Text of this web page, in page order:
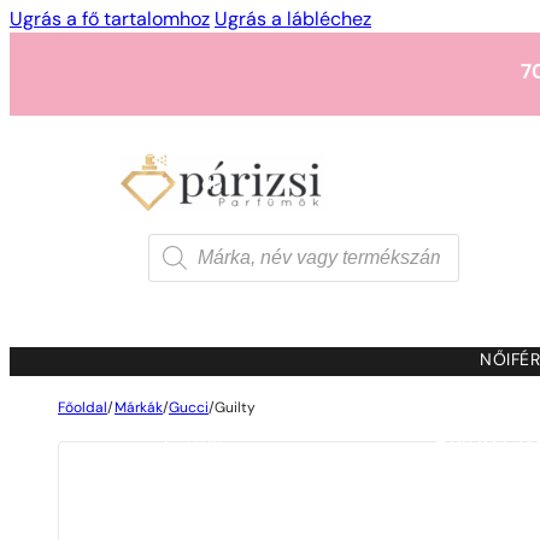
Ugrás a fő tartalomhoz Ugrás a lábléchez
1 - 3 db
Products
search
NŐI
Főoldal / Márkák/Gucci/Guilty